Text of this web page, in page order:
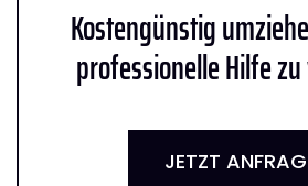
Kostengünstig
professionelle Hilfe
JETZT